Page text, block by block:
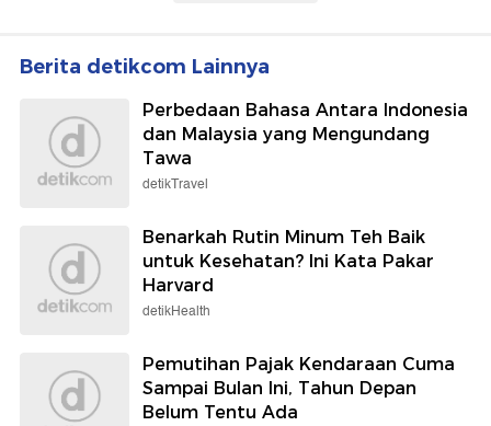
Berita detikcom Lainnya
Perbedaan Bahasa Antara Indonesia
dan Malaysia yang Mengundang
Tawa
detikTravel
Benarkah Rutin Minum Teh Baik
untuk Kesehatan? Ini Kata Pakar
Harvard
detikHealth
Pemutihan Pajak Kendaraan Cuma
Sampai Bulan Ini, Tahun Depan
Belum Tentu Ada